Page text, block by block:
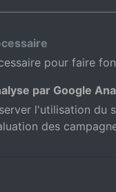
pour faire
par Google
l'utilisation du
des